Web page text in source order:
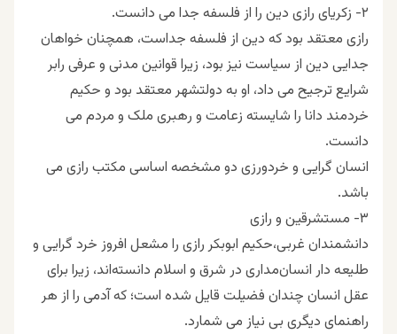
۲- زکریای رازی دین را از فلسفه جدا می دانست.
رازی معتقد بود که دین از فلسفه جداست، همچنان خواهان
جدایی دین از سیاست نیز بود، زیرا قوانین مدنی و عرفی رابر
شرایع ترجیح می داد، او به دولتشهر معتقد بود و حکیم
خردمند دانا را شایسته زعامت و رهبری ملک و مردم می
دانست.
انسان گرایی و خردورزی دو مشخصه اساسی مکتب رازی می
باشد.
۳- مستشرقین و رازی
دانشمندان غربی،حکیم ابوبکر رازی را مشعل افروز خرد گرایی و
طلیعه دار انسان‌مداری در شرق و اسلام دانسته‌اند، زیرا برای
عقل انسان چندان فضیلت قایل شده است؛ که آدمی را از هر
راهنمای دیگری بی نیاز می شمارد.